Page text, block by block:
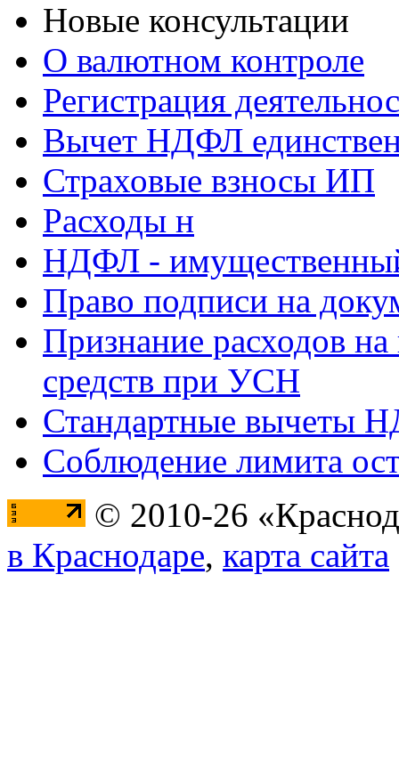
Новые консультации
О валютном контроле
Регистрация
Вычет НДФЛ
Страховые взносы ИП
Расходы н
НДФЛ -
Право подписи на
Признание расходов
средств при УСН
Стандартные вычеты
Соблюдение лимита
© 2010-26
в Краснодаре, карта сайта